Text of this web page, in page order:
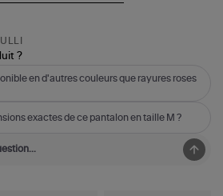
?
en d'autres couleurs que rayures roses
exactes de ce pantalon en taille M ?